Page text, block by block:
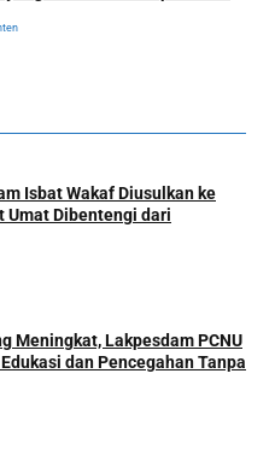
Isbat Wakaf Diusulkan ke
Umat Dibentengi dari
Meningkat, Lakpesdam PCNU
dan Pencegahan Tanpa